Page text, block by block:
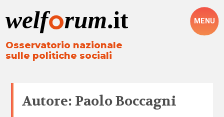
Osservatorio nazionale
sulle politiche sociali
MENU
Autore: Paolo Boccagni